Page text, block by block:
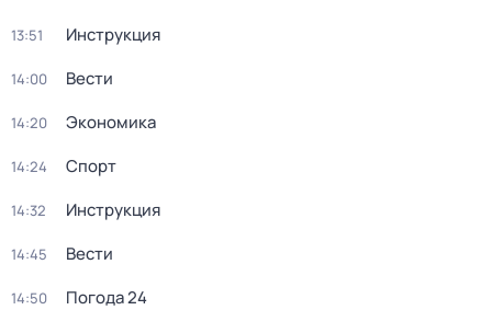
13:51 Инструкция
14:00 Вести
14:20 Экономика
14:24 Спорт
14:32 Инструкция
14:45 Вести
14:50 Погода 24